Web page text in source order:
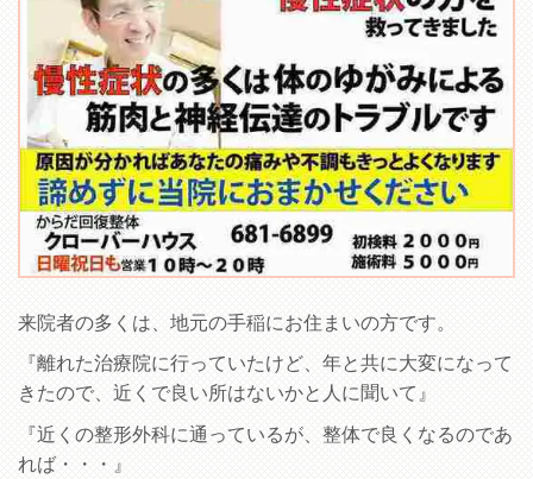
来院者の多くは、地元の手稲にお住まいの方です。
『離れた治療院に行っていたけど、年と共に大変になって
きたので、近くで良い所はないかと人に聞いて』
『近くの整形外科に通っているが、整体で良くなるのであ
れば・・・』